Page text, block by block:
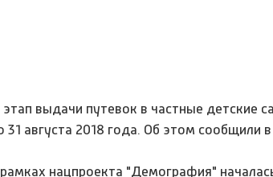
этап выдачи путевок в частные детские
31 августа 2018 года. Об этом сообщили
нацпроекта "Демография"